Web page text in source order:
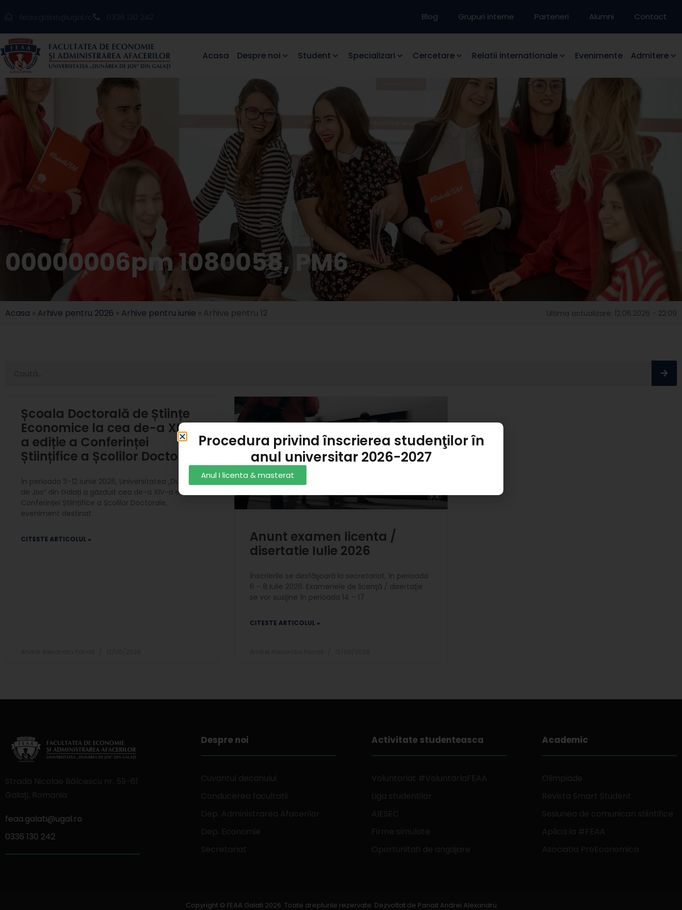
feaa.galati@ugal.ro 0336 130 242 Blog Grupuri interne Parteneri Alumni Contact
Acasa Despre noi Student Specializari Cercetare Relatii internationale Evenimente Admitere
00000006pm 1080058, PM6
Acasa » Arhive pentru 2026 » Arhive pentru iunie » Arhive pentru 12 Ultima actualizare: 12.06.2026 - 22:09
Școala Doctorală de Științe
Economice la cea de-a XIV-
a ediție a Conferinței
Științifice a Școlilor Doctorale
În perioada 11–12 iunie 2026, Universitatea „Dunărea
de Jos” din Galați a găzduit cea de-a XIV-a ediție a
Conferinței Științifice a Școlilor Doctorale,
eveniment destinat
CITESTE ARTICOLUL »
Anunt examen licenta /
disertatie Iulie 2026
Înscrierile se desfăşoară la secretariat, în perioada
6 – 8 Iulie 2026. Examenele de licenţă / disertaţie
se vor susţine în perioada 14 – 17
CITESTE ARTICOLUL »
feaa.galati@ugal.ro
0336 130 242
Despre noi Activitate studenteasca Academic
Copyright © FEAA Galati 2026. Toate drepturile rezervate. Dezvoltat de Panait Andrei Alexandru
Procedura privind înscrierea studenţilor în
anul universitar 2026-2027
Anul I licenta & masterat